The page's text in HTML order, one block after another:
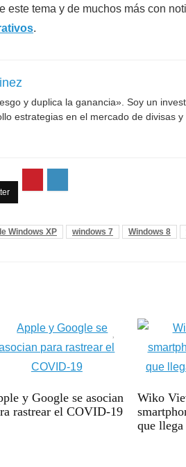
este tema y de muchos más con
.
y duplica la ganancia». Soy un
estrategias en el mercado de divisas
Windows XP windows 7 Windows 8
y Google se asocian
rastrear el COVID-19
Wiko
que llega